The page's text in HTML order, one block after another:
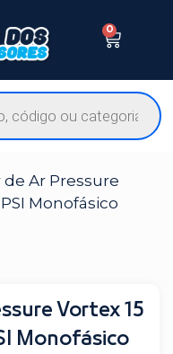
0
Ar Pressure
PSI Monofásico
Vortex 15
Monofásico